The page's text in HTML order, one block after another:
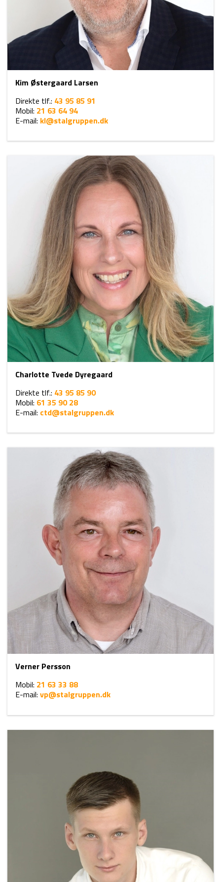
Kim Østergaard Larsen
Direkte tlf.: 43 95 85 91
Mobil: 21 63 64 94
E-mail: kl@stalgruppen.dk
Charlotte Tvede Dyregaard
Direkte tlf.: 43 95 85 90
Mobil: 61 35 90 28
E-mail: ctd@stalgruppen.dk​
Verner Persson
Mobil: 21 63 33 88​
E-mail: vp@stalgruppen.dk